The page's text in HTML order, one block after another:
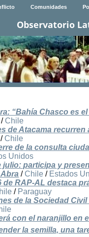
Comunidades
Observatorio
“Bahía Chasco es
/ Chile
de Atacama
/ Chile
de la consulta
Unidos
julio: participa y
/ Chile / Estados
de RAP-AL destaca
/ Paraguay
de la Sociedad
con el naranjillo en
la semilla, una